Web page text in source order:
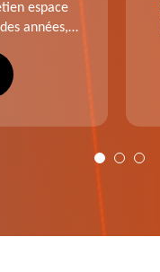
espace
années,
de
offert.